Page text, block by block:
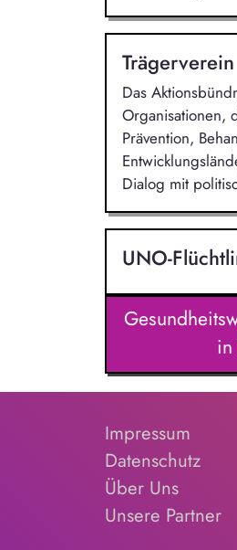
Das
Organisationen,
Prävention,
Dialog mit
UNO-
Impressum
Datenschutz
Über Uns
Unsere Partner